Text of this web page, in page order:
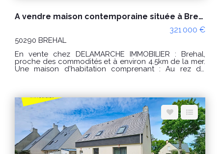
06.29.76.85.09
A vendre maison contemporaine située à Brehal
321 000 €
50290 BREHAL
En vente chez DELAMARCHE IMMOBILIER : Brehal,
proche des commodités et à environ 4.5km de la mer.
Une maison d'habitation comprenant : Au rez de
débarras, -un WC. A l'étage : -un palier, -3 chambres, -
un WC, -une salle de bains. Un garage. Le tout sur un
terrain d'environ 334m² PRIX : 321000 € Honoraires à la
charge du vendeur. Classe énergie : A (48) Classe
climat : A (1) Montant estimé des dépenses annuelles
d'énergie pour un usage standard : entre 560 € et 790
€ / an. Prix moyens des énergies indexés sur les
années 2021, 2022 et 2023 (abonnements compris) "Les